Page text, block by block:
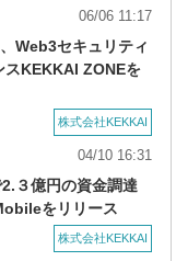
06/06 11:17
Web3セキュリティ
スKEKKAI ZONEを
株式会社KEKKAI
04/10 16:31
３億円の資金調達
をリリース
株式会社KEKKAI